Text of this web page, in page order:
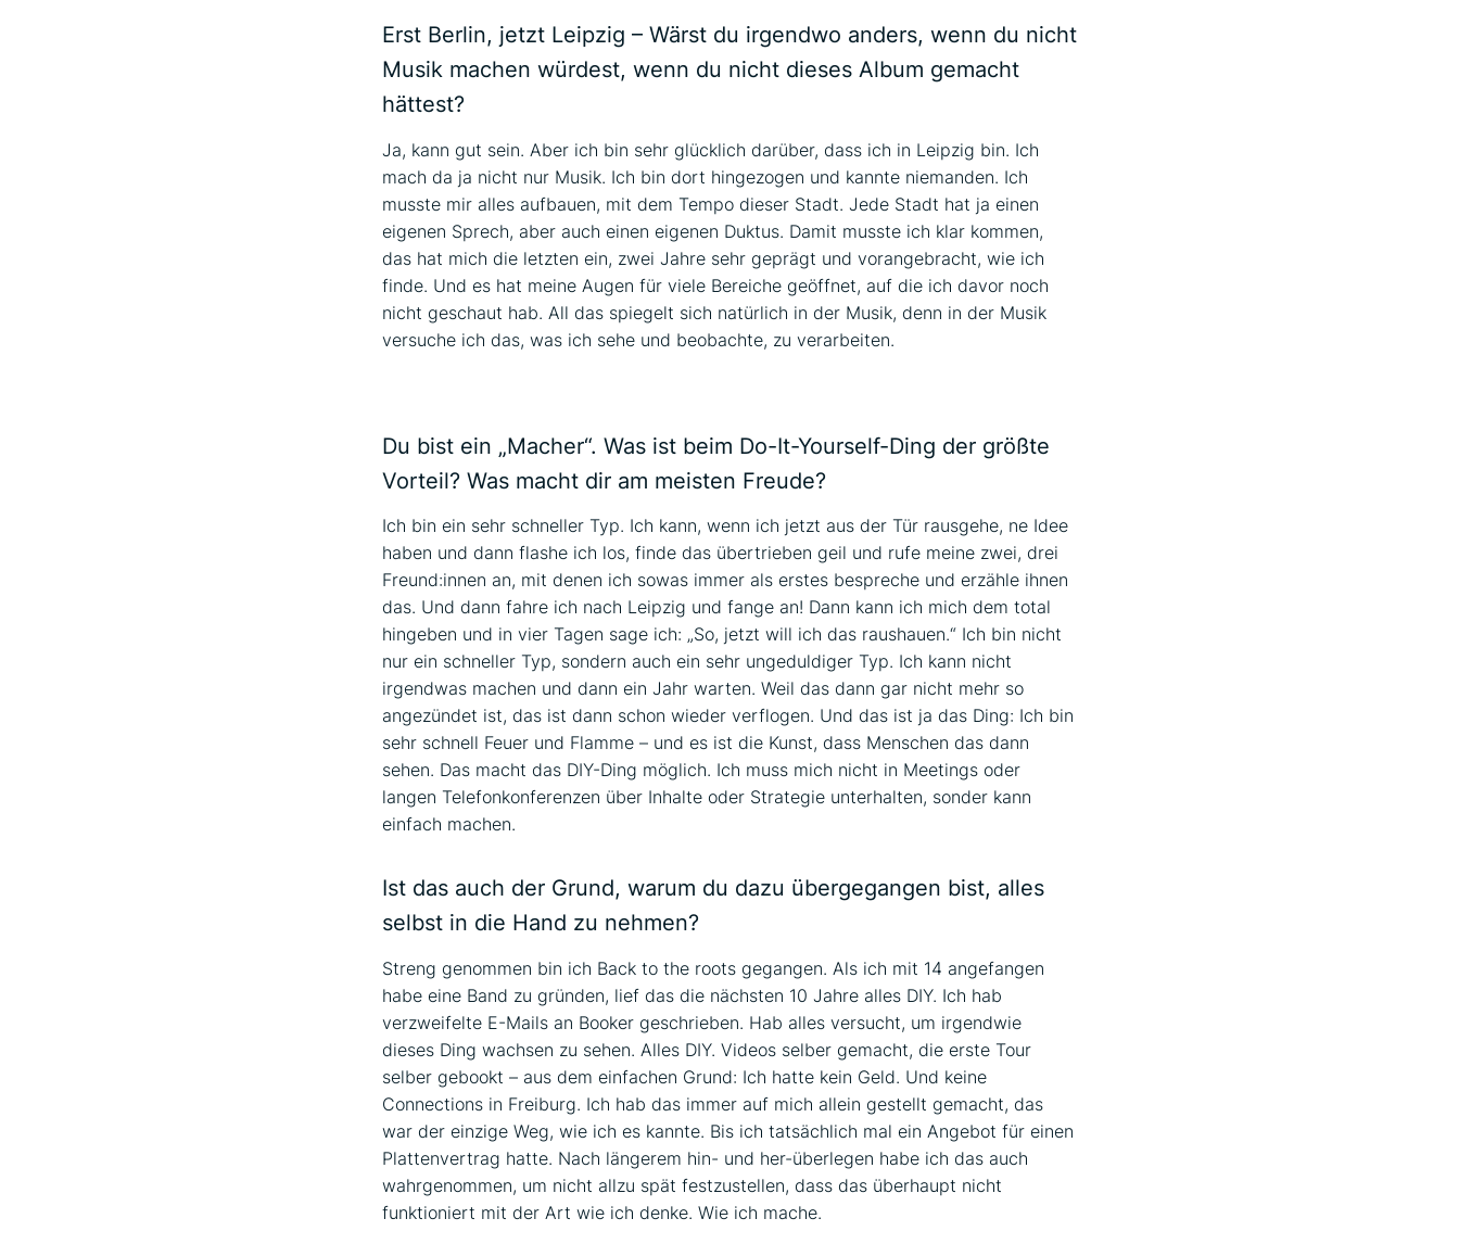
Erst Berlin, jetzt Leipzig – Wärst du irgendwo anders, wenn du nicht
Musik machen würdest, wenn du nicht dieses Album gemacht
hättest?
Ja, kann gut sein. Aber ich bin sehr glücklich darüber, dass ich in Leipzig bin. Ich
mach da ja nicht nur Musik. Ich bin dort hingezogen und kannte niemanden. Ich
musste mir alles aufbauen, mit dem Tempo dieser Stadt. Jede Stadt hat ja einen
eigenen Sprech, aber auch einen eigenen Duktus. Damit musste ich klar kommen,
das hat mich die letzten ein, zwei Jahre sehr geprägt und vorangebracht, wie ich
finde. Und es hat meine Augen für viele Bereiche geöffnet, auf die ich davor noch
nicht geschaut hab. All das spiegelt sich natürlich in der Musik, denn in der Musik
versuche ich das, was ich sehe und beobachte, zu verarbeiten.
Du bist ein „Macher“. Was ist beim Do-It-Yourself-Ding der größte
Vorteil? Was macht dir am meisten Freude?
Ich bin ein sehr schneller Typ. Ich kann, wenn ich jetzt aus der Tür rausgehe, ne Idee
haben und dann flashe ich los, finde das übertrieben geil und rufe meine zwei, drei
Freund:innen an, mit denen ich sowas immer als erstes bespreche und erzähle ihnen
das. Und dann fahre ich nach Leipzig und fange an! Dann kann ich mich dem total
hingeben und in vier Tagen sage ich: „So, jetzt will ich das raushauen.“ Ich bin nicht
nur ein schneller Typ, sondern auch ein sehr ungeduldiger Typ. Ich kann nicht
irgendwas machen und dann ein Jahr warten. Weil das dann gar nicht mehr so
angezündet ist, das ist dann schon wieder verflogen. Und das ist ja das Ding: Ich bin
sehr schnell Feuer und Flamme – und es ist die Kunst, dass Menschen das dann
sehen. Das macht das DIY-Ding möglich. Ich muss mich nicht in Meetings oder
langen Telefonkonferenzen über Inhalte oder Strategie unterhalten, sonder kann
einfach machen.
Ist das auch der Grund, warum du dazu übergegangen bist, alles
selbst in die Hand zu nehmen?
Streng genommen bin ich Back to the roots gegangen. Als ich mit 14 angefangen
habe eine Band zu gründen, lief das die nächsten 10 Jahre alles DIY. Ich hab
verzweifelte E-Mails an Booker geschrieben. Hab alles versucht, um irgendwie
dieses Ding wachsen zu sehen. Alles DIY. Videos selber gemacht, die erste Tour
selber gebookt – aus dem einfachen Grund: Ich hatte kein Geld. Und keine
Connections in Freiburg. Ich hab das immer auf mich allein gestellt gemacht, das
war der einzige Weg, wie ich es kannte. Bis ich tatsächlich mal ein Angebot für einen
Plattenvertrag hatte. Nach längerem hin- und her-überlegen habe ich das auch
wahrgenommen, um nicht allzu spät festzustellen, dass das überhaupt nicht
funktioniert mit der Art wie ich denke. Wie ich mache.